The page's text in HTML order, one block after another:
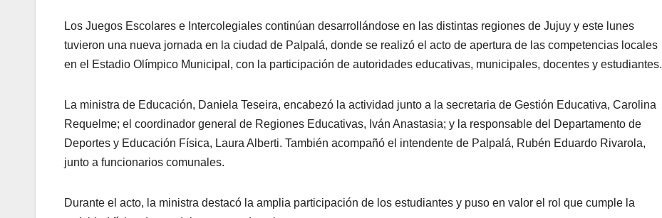
Los Juegos Escolares e Intercolegiales continúan desarrollándose en las distintas regiones de Jujuy y este lunes
tuvieron una nueva jornada en la ciudad de Palpalá, donde se realizó el acto de apertura de las competencias locales
en el Estadio Olímpico Municipal, con la participación de autoridades educativas, municipales, docentes y estudiantes.
La ministra de Educación, Daniela Teseira, encabezó la actividad junto a la secretaria de Gestión Educativa, Carolina
Requelme; el coordinador general de Regiones Educativas, Iván Anastasia; y la responsable del Departamento de
Deportes y Educación Física, Laura Alberti. También acompañó el intendente de Palpalá, Rubén Eduardo Rivarola,
junto a funcionarios comunales.
Durante el acto, la ministra destacó la amplia participación de los estudiantes y puso en valor el rol que cumple la